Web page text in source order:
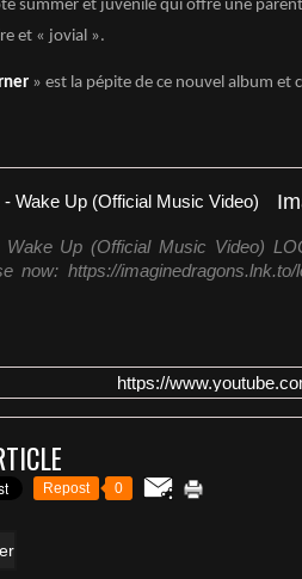
summer et juvénile qui offre une
et « jovial ».
» est la pépite de ce nouvel album et
Wake Up (Official Music Video)
now: https://
https://
Repost 0